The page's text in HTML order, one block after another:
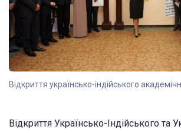
Відкриття українсько-індійського
Відкриття Українсько-Індійського та